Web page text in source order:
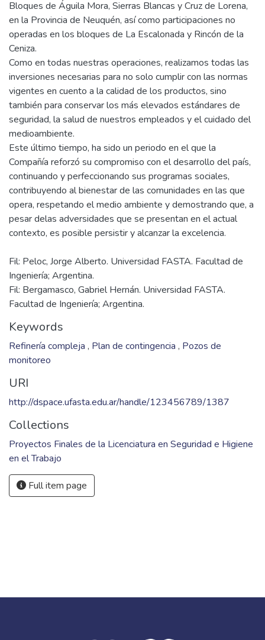
En el año 2012, sumamos a nuestras operaciones en la
Argentina un proyecto de inversión para la exploración y
ulterior explotación de yacimientos no convencionales de
petróleo crudo y gas de la Cuenca Neuquina. Hasta la fecha,
se adquirieron derechos de exploración y se operaran los
Bloques de Águila Mora, Sierras Blancas y Cruz de Lorena,
en la Provincia de Neuquén, así como participaciones no
operadas en los bloques de La Escalonada y Rincón de la
Ceniza.
Como en todas nuestras operaciones, realizamos todas las
inversiones necesarias para no solo cumplir con las normas
vigentes en cuento a la calidad de los productos, sino
también para conservar los más elevados estándares de
seguridad, la salud de nuestros empleados y el cuidado del
medioambiente.
Este último tiempo, ha sido un periodo en el que la
continuando y perfeccionando sus programas sociales,
contribuyendo al bienestar de las comunidades en las que
opera, respetando el medio ambiente y demostrando que, a
pesar delas adversidades que se presentan en el actual
Fil: Peloc, Jorge Alberto. Universidad FASTA. Facultad de
Ingeniería; Argentina.
Facultad de Ingeniería; Argentina.
Keywords
Refinería compleja
monitoreo
URI
http://dspace.ufasta.edu.ar/handle/123456789/1387